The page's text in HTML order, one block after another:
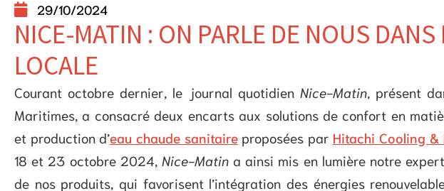
29/10/2024
NICE-MATIN : ON PARLE DE NOUS DANS
LOCALE
Courant octobre dernier, le journal quotidien Nice-Matin, présent
Maritimes, a consacré deux encarts aux solutions de confort en
et production d’eau chaude sanitaireproposées par Hitachi Cooling &
18 et 23 octobre 2024, Nice-Matina ainsi mis en lumière notre
de nos produits, qui favorisent l’intégration des énergies